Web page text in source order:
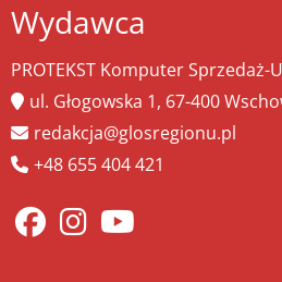
Wydawca
PROTEKST Komputer Sprzedaż-
ul. Głogowska 1, 67-400
redakcja@glosregionu.pl
+48 655 404 421